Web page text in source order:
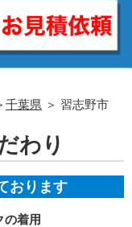
千葉県 ＞ 習志野市
わり
おります
の着用